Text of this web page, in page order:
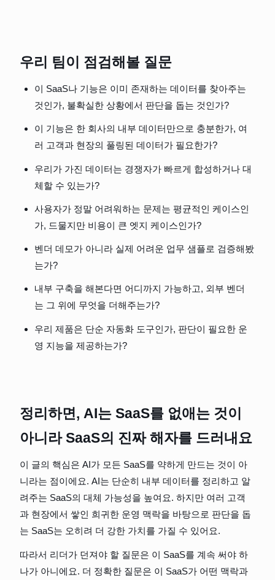
우리 팀이 점검해볼 질문
이 SaaS나 기능은 이미 존재하는 데이터를 찾아주는
것인가, 불확실한 상황에서 판단을 돕는 것인가?
이 기능은 한 회사의 내부 데이터만으로 충분한가, 여
러 고객과 현장의 풀링된 데이터가 필요한가?
우리가 가진 데이터는 경쟁자가 빠르게 합성하거나 대
체할 수 있는가?
사용자가 정말 어려워하는 문제는 평균적인 케이스인
가, 드물지만 비용이 큰 엣지 케이스인가?
벤더 데모가 아니라 실제 어려운 업무 샘플로 검증해봤
는가?
내부 구축을 해본다면 어디까지 가능하고, 외부 벤더
는 그 위에 무엇을 더해주는가?
우리 제품은 단순 자동화 도구인가, 판단이 필요한 운
영 지능을 제공하는가?
정리하면, AI는 SaaS를 없애는 것이
아니라 SaaS의 진짜 해자를 드러내요
이 글의 핵심은 AI가 모든 SaaS를 약하게 만드는 것이 아
니라는 점이에요. AI는 단순히 내부 데이터를 정리하고 알
려주는 SaaS의 대체 가능성을 높여요. 하지만 여러 고객
과 현장에서 쌓인 희귀한 운영 맥락을 바탕으로 판단을 돕
는 SaaS는 오히려 더 강한 가치를 가질 수 있어요.
따라서 리더가 던져야 할 질문은 이 SaaS를 계속 써야 하
나가 아니에요. 더 정확한 질문은 이 SaaS가 어떤 맥락과